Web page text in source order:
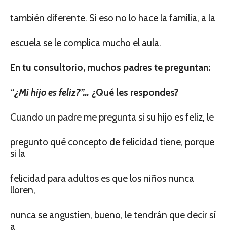
también diferente. Si eso no lo hace la familia, a la
escuela se le complica mucho el aula.
En tu consultorio, muchos padres te preguntan:
“¿Mi hijo es feliz?”… ¿Qué les respondes?
Cuando un padre me pregunta si su hijo es feliz, le
pregunto qué concepto de felicidad tiene, porque
si la
felicidad para adultos es que los niños nunca
lloren,
nunca se angustien, bueno, le tendrán que decir sí
a